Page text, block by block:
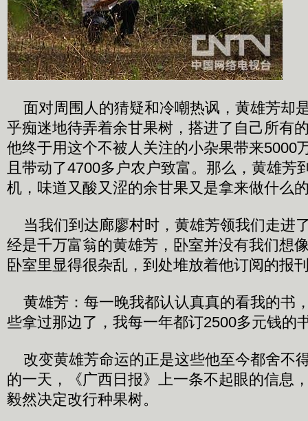
面对周围人的猜疑和冷嘲热讽，黄雄芳却
乎痴迷地待弄着余甘果树，搭进了自己所有
他终于用这个不被人关注的小杂果带来5000
且带动了4700多户农户致富。那么，黄雄芳
机，味道又酸又涩的余甘果又是拿来做什么
当我们到达廊廖村时，黄雄芳领我们走进
经是千万富翁的黄雄芳，卧室并没有我们想
卧室里显得很杂乱，到处堆放着他订阅的报
黄雄芳：每一晚我都认认真真的看我的书
些拿过那边了，我每一年都订2500多元钱的
改变黄雄芳命运的正是这些他至今都舍不
的一天，《广西日报》上一条不起眼的信息
毅然决定改行种果树。